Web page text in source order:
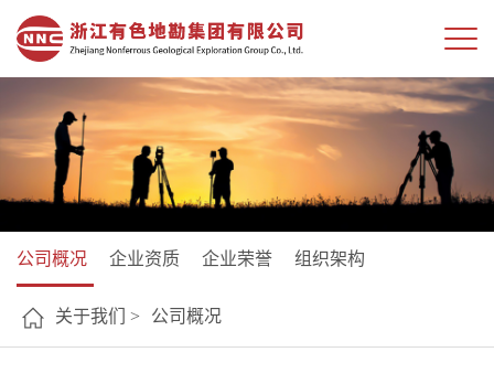
公司概况 企业资质 企业荣誉 组织架构
关于我们 > 公司概况